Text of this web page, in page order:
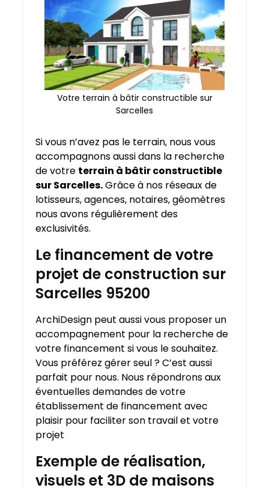
Votre terrain à bâtir constructible sur
Sarcelles
Si vous n’avez pas le terrain, nous vous
accompagnons aussi dans la recherche
de votre terrain à bâtir constructible
sur Sarcelles.Grâce à nos réseaux de
lotisseurs, agences, notaires, géomètres
nous avons régulièrement des
exclusivités.
Le financement de votre
projet de construction sur
Sarcelles 95200
ArchiDesign peut aussi vous proposer un
accompagnement pour la recherche de
votre financement si vous le souhaitez.
Vous préférez gérer seul ? C’est aussi
parfait pour nous. Nous répondrons aux
éventuelles demandes de votre
établissement de financement avec
plaisir pour faciliter son travail et votre
projet
Exemple de réalisation,
visuels et 3D de maisons